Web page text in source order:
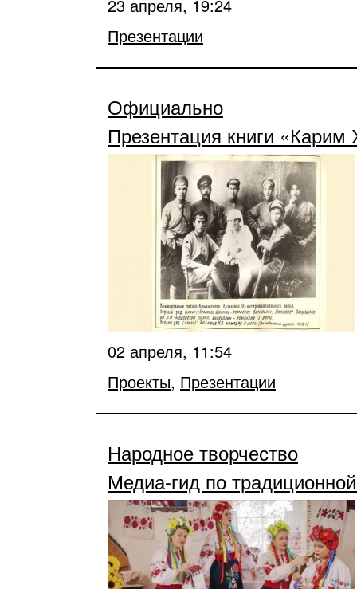
23 апреля, 19:24
Презентации
Официально
Презентация книги
02 апреля, 11:54
Проекты, Презентации
Народное творчество
Медиа-гид по